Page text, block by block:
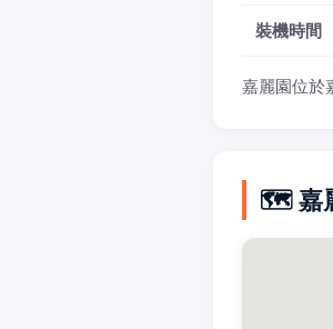
裝機時間
嘉麗園位於
🗺️ 嘉